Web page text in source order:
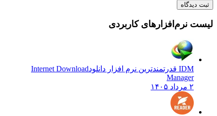
ثبت دیدگاه
لیست نرم‌افزارهای کاربردی
IDM قدرتمندترین نرم افزار دانلود
Internet Download
Manager
۲ مرداد ۱۴۰۵